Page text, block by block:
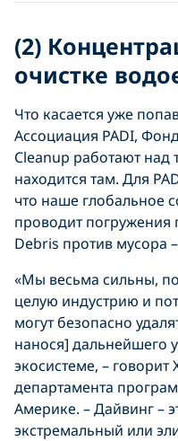
(2)
очистке
Что касается уже
Ассоциация PADI,
Cleanup работают над
находится там. Для
что наше глобальное
проводит
Debris против мусора
«Мы весьма сильны,
целую индустрию и
могут безопасно
нанося] дальнейшего
экосистеме, –
департамента
Америке. – Дайвинг –
экстремальный или